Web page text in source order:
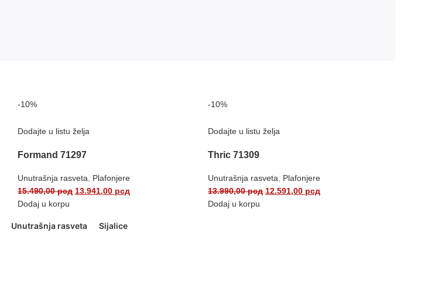
-10%
Dodajte u listu želja
Formand 71297
Unutrašnja rasveta, Plafonjere
15.490,00рсд 13.941,00 рсд
Dodaj u korpu
-10%
Dodajte u listu želja
Thric 71309
Unutrašnja rasveta, Plafonjere
13.990,00рсд 12.591,00 рсд
Dodaj u korpu
Unutrašnja rasveta Sijalice